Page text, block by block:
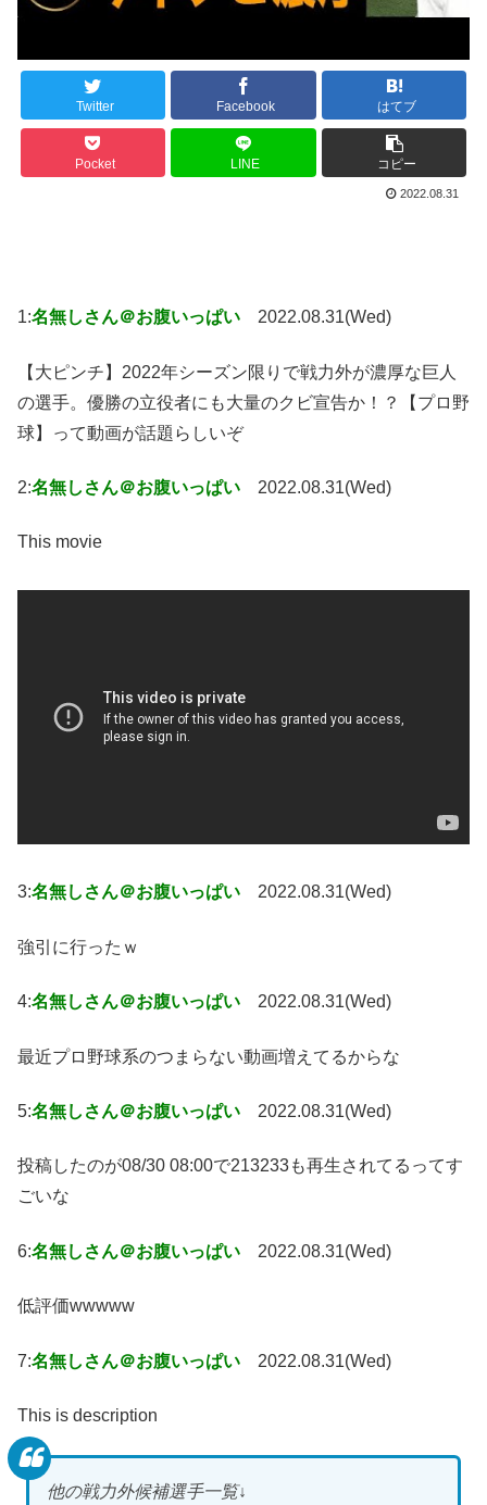
Twitter Facebook はてブ
Pocket LINE コピー
2022.08.31
1:名無しさん＠お腹いっぱい 2022.08.31(Wed)
【大ピンチ】2022年シーズン限りで戦力外が濃厚な巨人
の選手。優勝の立役者にも大量のクビ宣告か！？【プロ野
球】って動画が話題らしいぞ
2:名無しさん＠お腹いっぱい 2022.08.31(Wed)
This movie
3:名無しさん＠お腹いっぱい 2022.08.31(Wed)
強引に行ったｗ
4:名無しさん＠お腹いっぱい 2022.08.31(Wed)
最近プロ野球系のつまらない動画増えてるからな
5:名無しさん＠お腹いっぱい 2022.08.31(Wed)
投稿したのが08/30 08:00で213233も再生されてるってす
ごいな
6:名無しさん＠お腹いっぱい 2022.08.31(Wed)
低評価wwwww
7:名無しさん＠お腹いっぱい 2022.08.31(Wed)
This is description
他の戦力外候補選手一覧↓